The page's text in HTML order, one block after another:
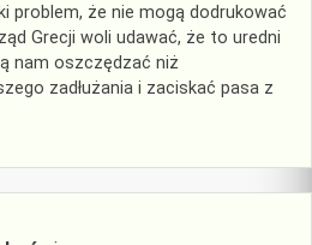
problem, że nie mogą dodrukować
Grecji woli udawać, że to uredni
nam oszczędzać niż
zadłużania i zaciskać pasa z